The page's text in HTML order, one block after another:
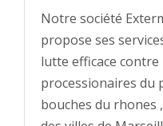
Notre société
propose ses
lutte efficace contre
processionaires du
bouches du rhones